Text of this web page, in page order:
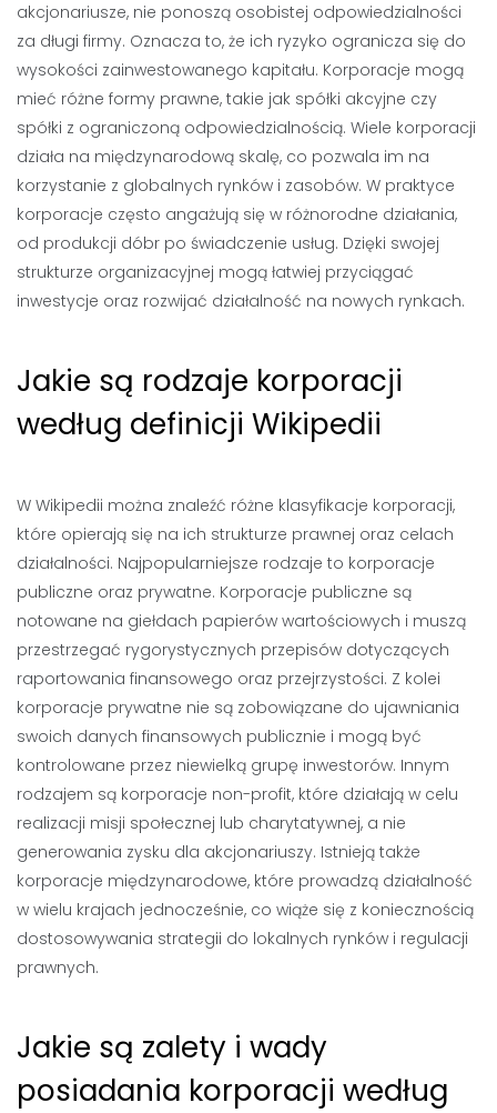
akcjonariusze, nie ponoszą osobistej odpowiedzialności
za długi firmy. Oznacza to, że ich ryzyko ogranicza się do
wysokości zainwestowanego kapitału. Korporacje mogą
mieć różne formy prawne, takie jak spółki akcyjne czy
spółki z ograniczoną odpowiedzialnością. Wiele korporacji
działa na międzynarodową skalę, co pozwala im na
korzystanie z globalnych rynków i zasobów. W praktyce
korporacje często angażują się w różnorodne działania,
od produkcji dóbr po świadczenie usług. Dzięki swojej
strukturze organizacyjnej mogą łatwiej przyciągać
inwestycje oraz rozwijać działalność na nowych rynkach.
Jakie są rodzaje korporacji
według definicji Wikipedii
W Wikipedii można znaleźć różne klasyfikacje korporacji,
które opierają się na ich strukturze prawnej oraz celach
działalności. Najpopularniejsze rodzaje to korporacje
publiczne oraz prywatne. Korporacje publiczne są
notowane na giełdach papierów wartościowych i muszą
przestrzegać rygorystycznych przepisów dotyczących
raportowania finansowego oraz przejrzystości. Z kolei
korporacje prywatne nie są zobowiązane do ujawniania
swoich danych finansowych publicznie i mogą być
kontrolowane przez niewielką grupę inwestorów. Innym
rodzajem są korporacje non-profit, które działają w celu
realizacji misji społecznej lub charytatywnej, a nie
generowania zysku dla akcjonariuszy. Istnieją także
korporacje międzynarodowe, które prowadzą działalność
w wielu krajach jednocześnie, co wiąże się z koniecznością
dostosowywania strategii do lokalnych rynków i regulacji
prawnych.
Jakie są zalety i wady
posiadania korporacji według